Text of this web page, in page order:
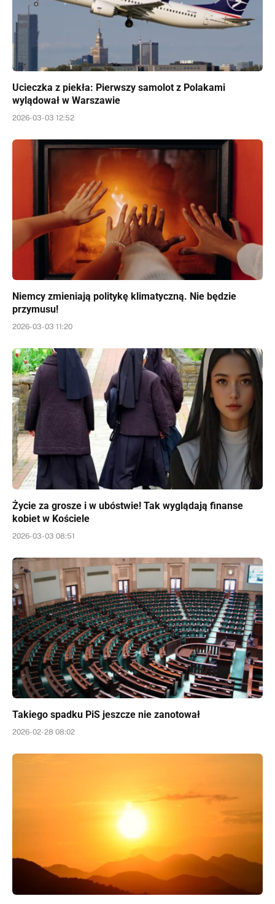
Ucieczka z piekła: Pierwszy samolot z Polakami
wylądował w Warszawie
2026-03-03 12:52
Niemcy zmieniają politykę klimatyczną. Nie będzie
przymusu!
2026-03-03 11:20
Życie za grosze i w ubóstwie! Tak wyglądają finanse
kobiet w Kościele
2026-03-03 08:51
Takiego spadku PiS jeszcze nie zanotował
2026-02-28 08:02